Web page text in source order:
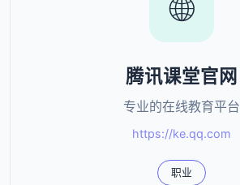
🌐
腾讯课堂官网
专业的在线教育平台
https://ke.qq.com
职业